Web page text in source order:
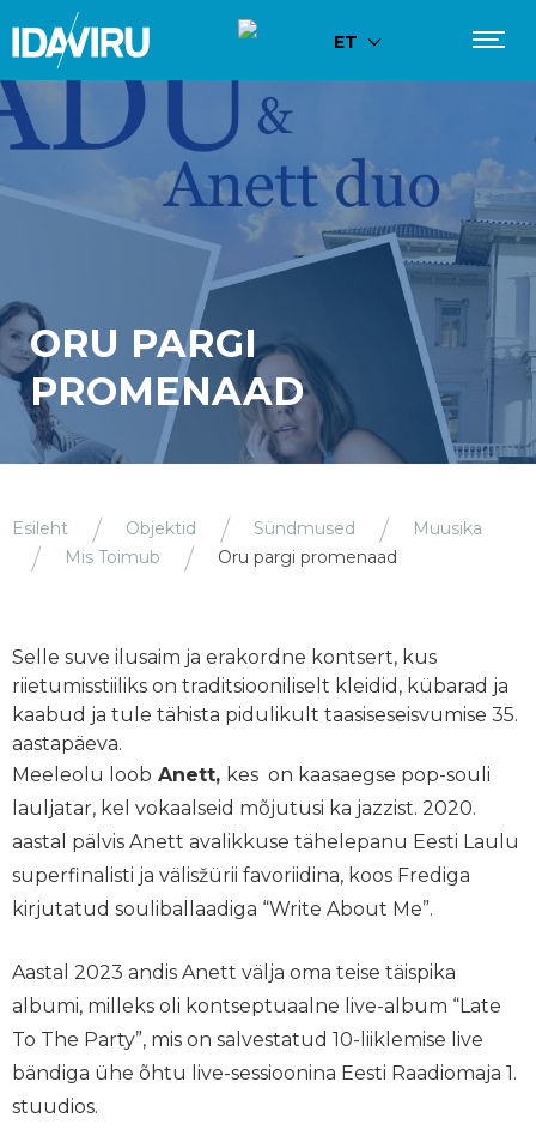
ET
ORU PARGI
PROMENAAD
Esileht Objektid Sündmused
Muusika
Mis Toimub
Oru pargi promenaad
Selle suve ilusaim ja erakordne kontsert, kus
riietumisstiiliks on traditsiooniliselt kleidid, kübarad ja
kaabud ja tule tähista pidulikult taasiseseisvumise 35.
aastapäeva.
Meeleolu loob Anett, kes on kaasaegse pop-souli
lauljatar, kel vokaalseid mõjutusi ka jazzist. 2020.
aastal pälvis Anett avalikkuse tähelepanu Eesti Laulu
superfinalisti ja välisžürii favoriidina, koos Frediga
kirjutatud souliballaadiga “Write About Me”.
Aastal 2023 andis Anett välja oma teise täispika
albumi, milleks oli kontseptuaalne live-album “Late
To The Party”, mis on salvestatud 10-liiklemise live
bändiga ühe õhtu live-sessioonina Eesti Raadiomaja 1.
stuudios.